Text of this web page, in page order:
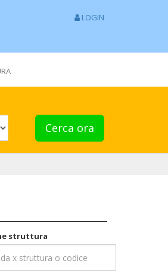
LOGIN
Cerca ora
struttura